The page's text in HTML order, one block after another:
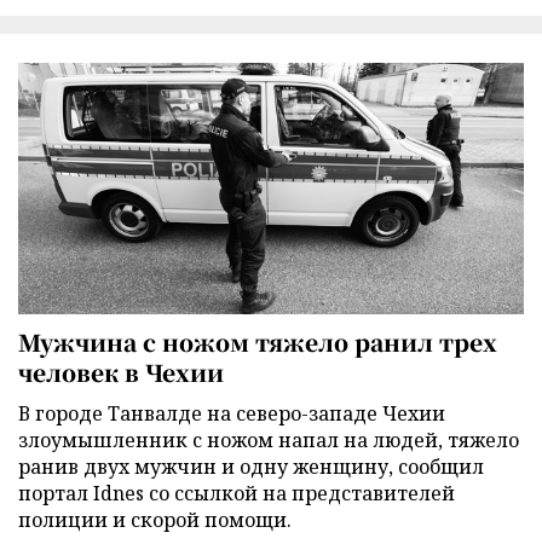
Мужчина с ножом тяжело ранил трех
человек в Чехии
В городе Танвалде на северо-западе Чехии
злоумышленник с ножом напал на людей, тяжело
ранив двух мужчин и одну женщину, сообщил
портал Idnes со ссылкой на представителей
полиции и скорой помощи.